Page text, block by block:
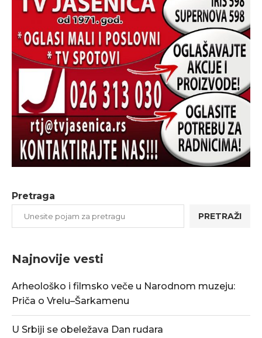
Pretraga
PRETRAŽI
Najnovije vesti
Arheološko i filmsko veče u Narodnom muzeju:
Priča o Vrelu–Šarkamenu
U Srbiji se obeležava Dan rudara